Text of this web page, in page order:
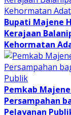
Bupati Majene
Kerajaan
Kehormatan
Pemkab
Persampahan
Pelayanan